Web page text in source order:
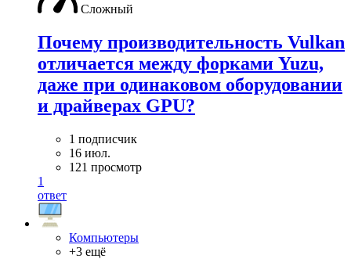
Сложный
Почему производительность Vulkan
отличается между форками Yuzu,
даже при одинаковом оборудовании
и драйверах GPU?
1 подписчик
16 июл.
121 просмотр
1
ответ
Компьютеры
+3 ещё